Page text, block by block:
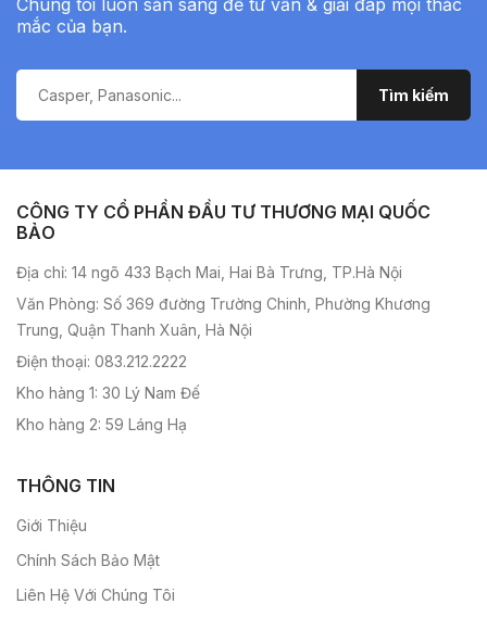
Chúng tôi luôn sẵn sàng để tư vấn & giải đáp mọi thắc
mắc của bạn.
CÔNG TY CỔ PHẦN ĐẦU TƯ THƯƠNG MẠI QUỐC
BẢO
Địa chỉ: 14 ngõ 433 Bạch Mai, Hai Bà Trưng, TP.Hà Nội
Văn Phòng: Số 369 đường Trường Chinh, Phường Khương
Trung, Quận Thanh Xuân, Hà Nội
Điện thoại: 083.212.2222
Kho hàng 1: 30 Lý Nam Đế
Kho hàng 2: 59 Láng Hạ
THÔNG TIN
Giới Thiệu
Chính Sách Bảo Mật
Liên Hệ Với Chúng Tôi